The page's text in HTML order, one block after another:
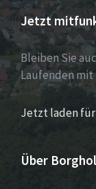
Jetzt
Bleiben Sie
Laufenden mit
Jetzt laden für
Über